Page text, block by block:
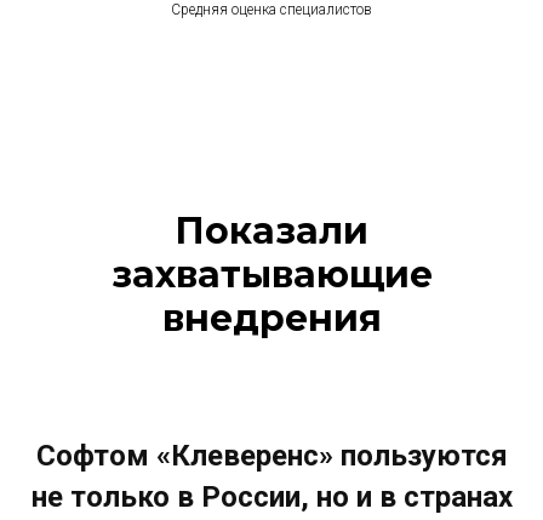
Средняя оценка специалистов
Показали
захватывающие
внедрения
Софтом «Клеверенс» пользуются
не только в России, но и в странах